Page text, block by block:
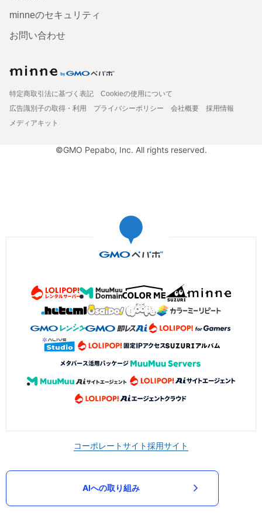
minneのセキュリティ
お問い合わせ
特定商取引法に基づく表記
Cookieの使用について
広告識別子の取得・利用
プライバシーポリシー 会社概要
採用情報
メディアキット
©GMO Pepabo, Inc. All rights reserved.
コーポレートサイト採用サイト
AIへの取り組み